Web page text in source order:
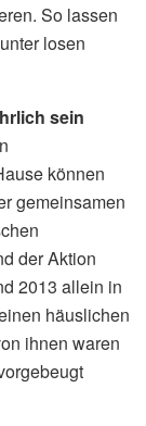
So lassen
losen
sein
können
gemeinsamen
der Aktion
2013 allein in
häuslichen
ihnen waren